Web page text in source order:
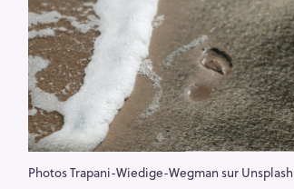
Photos Trapani-Wiedige-Wegman sur Unsplash